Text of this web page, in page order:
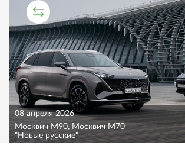
СРАВНИТЕЛЬНЫЙ ТЕСТ
08 апреля 2026
Москвич M90, Москвич M70
"Новые русские"